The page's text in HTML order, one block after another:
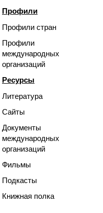
Профили
Профили стран
Профили
международных
организаций
Ресурсы
Литература
Сайты
Документы
международных
организаций
Фильмы
Подкасты
Книжная полка